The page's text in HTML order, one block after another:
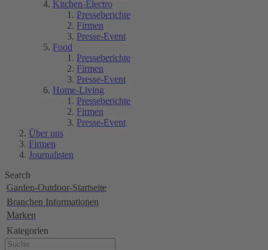
Kitchen-Electro
Presseberichte
Firmen
Presse-Event
Food
Presseberichte
Firmen
Presse-Event
Home-Living
Presseberichte
Firmen
Presse-Event
Über uns
Firmen
Journalisten
Search
Garden-Outdoor-Startseite
Branchen Informationen
Marken
Kategorien